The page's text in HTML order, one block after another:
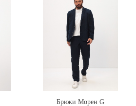
Брюки Морен G